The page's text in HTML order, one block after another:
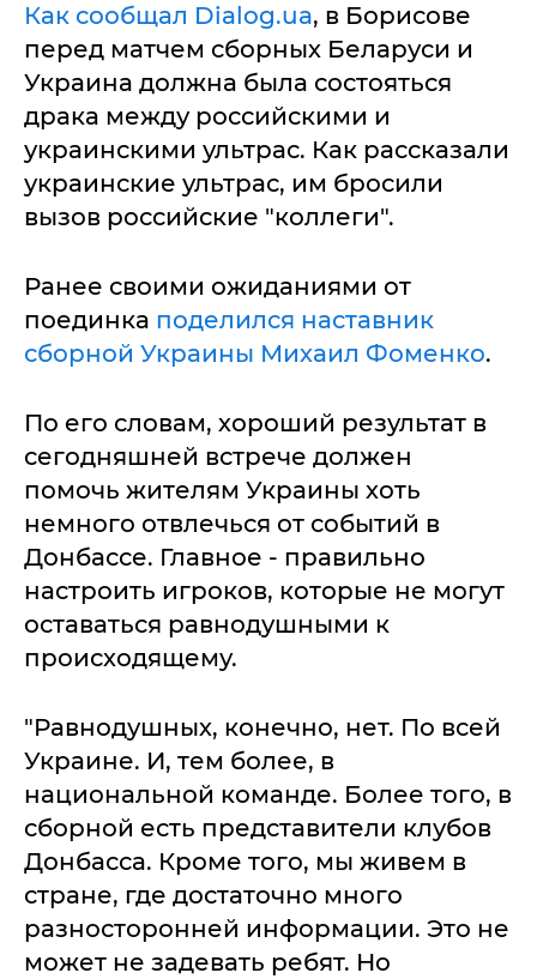
Как сообщал Dialog.ua, в Борисове
перед матчем сборных Беларуси и
Украина должна была состояться
драка между российскими и
украинскими ультрас. Как рассказали
украинские ультрас, им бросили
вызов российские "коллеги".
Ранее своими ожиданиями от
поединка поделился наставник
сборной Украины Михаил Фоменко.
По его словам, хороший результат в
сегодняшней встрече должен
помочь жителям Украины хоть
немного отвлечься от событий в
Донбассе. Главное - правильно
настроить игроков, которые не могут
оставаться равнодушными к
происходящему.
"Равнодушных, конечно, нет. По всей
Украине. И, тем более, в
национальной команде. Более того, в
сборной есть представители клубов
Донбасса. Кроме того, мы живем в
стране, где достаточно много
разносторонней информации. Это не
может не задевать ребят. Но